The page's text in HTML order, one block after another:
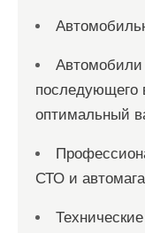
Автомобили
последующего
оптимальный
СТО и